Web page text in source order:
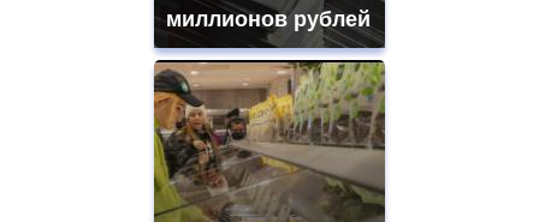
миллионов рублей